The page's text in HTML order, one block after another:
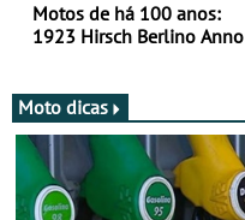
Motos de há 100 anos:
1923 Hirsch Berlino Anno
Moto dicas